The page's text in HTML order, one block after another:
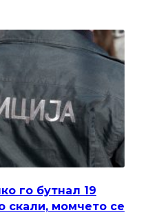
го бутнал 19
скали, момчето се